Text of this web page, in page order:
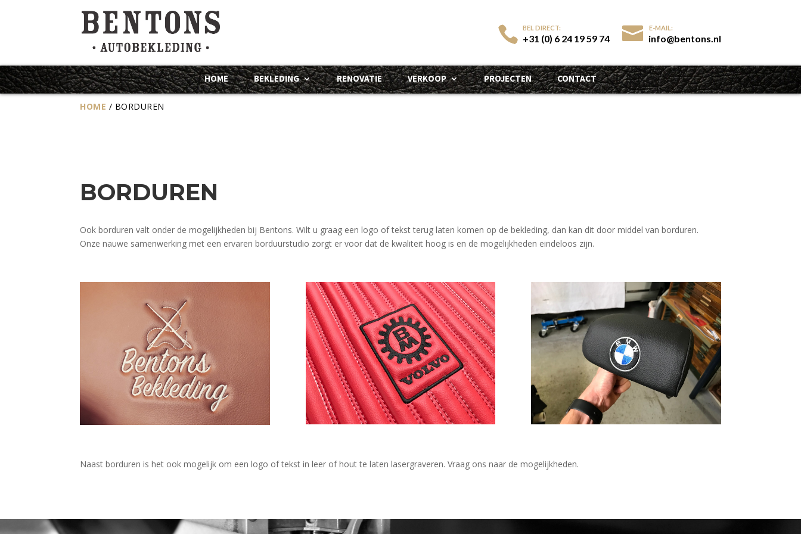
+31 (0) 6 24 19 59 74 info@bentons.nl
HOME BEKLEDING RENOVATIE VERKOOP PROJECTEN CONTACT
HOME / BORDUREN
BORDUREN
Ook borduren valt onder de mogelijkheden bij Bentons. Wilt u graag een logo of tekst terug laten komen op de bekleding, dan kan dit door middel van borduren.
Onze nauwe samenwerking met een ervaren borduurstudio zorgt er voor dat de kwaliteit hoog is en de mogelijkheden eindeloos zijn.
Naast borduren is het ook mogelijk om een logo of tekst in leer of hout te laten lasergraveren. Vraag ons naar de mogelijkheden.